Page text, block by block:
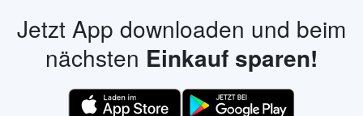
Jetzt App downloaden und beim
nächsten Einkauf sparen!